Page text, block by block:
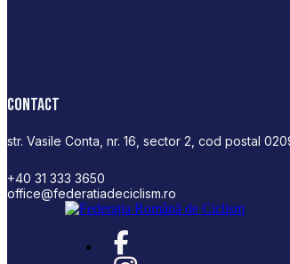
Contact
str. Vasile Conta, nr. 16, sector 2, cod postal
+40 31 333 3650
office@federatiadeciclism.ro